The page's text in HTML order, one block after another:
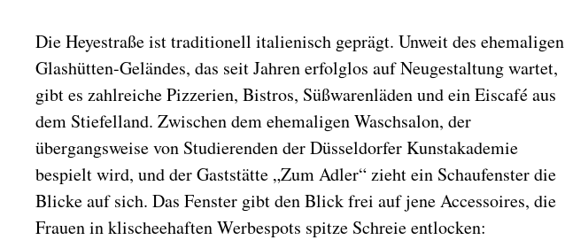
m
Die Heyestraße ist traditionell italienisch geprägt. Unweit des ehemaligen
Glashütten-Geländes, das seit Jahren erfolglos auf Neugestaltung wartet,
gibt es zahlreiche Pizzerien, Bistros, Süßwarenläden und ein Eiscafé aus
dem Stiefelland. Zwischen dem ehemaligen Waschsalon, der
übergangsweise von Studierenden der Düsseldorfer Kunstakademie
bespielt wird, und der Gaststätte „Zum Adler“ zieht ein Schaufenster die
Blicke auf sich. Das Fenster gibt den Blick frei auf jene Accessoires, die
Frauen in klischeehaften Werbespots spitze Schreie entlocken: